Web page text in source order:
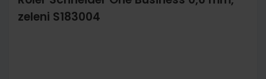
zeleni S183004